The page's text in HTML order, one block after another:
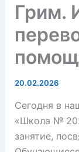
Грим.
20.02.2026
Сегодня в
«Школа №
занятие,